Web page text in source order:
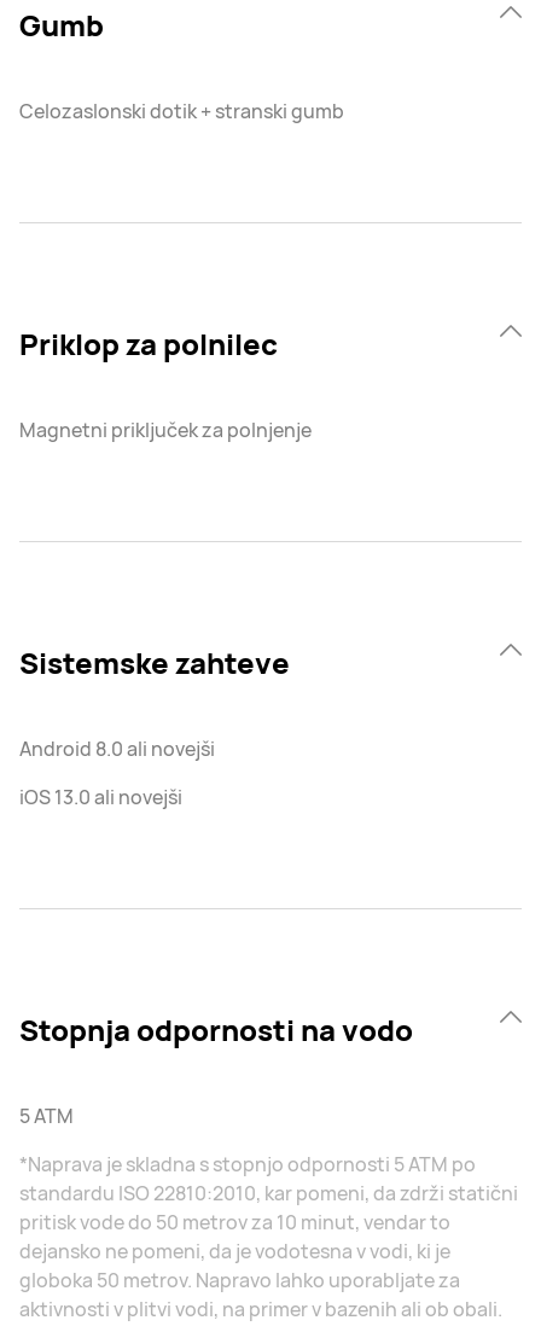
Gumb
Celozaslonski dotik + stranski gumb
Priklop za polnilec
Magnetni priključek za polnjenje
Sistemske zahteve
Android 8.0 ali novejši
iOS 13.0 ali novejši
Stopnja odpornosti na vodo
5 ATM
*Naprava je skladna s stopnjo odpornosti 5 ATM po
standardu ISO 22810:2010, kar pomeni, da zdrži statični
pritisk vode do 50 metrov za 10 minut, vendar to
dejansko ne pomeni, da je vodotesna v vodi, ki je
globoka 50 metrov. Napravo lahko uporabljate za
aktivnosti v plitvi vodi, na primer v bazenih ali ob obali.